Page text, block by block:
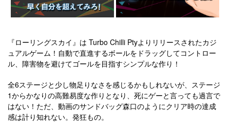
『ローリングスカイ』は Turbo Chilli Ptyよりリリースされたカジ
ュアルゲーム！自動で直進するボールをドラッグしてコントロー
ル、障害物を避けてゴールを目指すシンプルな作り！
全6ステージと少し物足りなさを感じるかもしれないが、ステージ
1からかなりの高難易度な作りとなり、死にゲーと言っても過言で
はない！ただ、動画のサンドバッグ森口のようにクリア時の達成
感は計り知れない。発狂もの。